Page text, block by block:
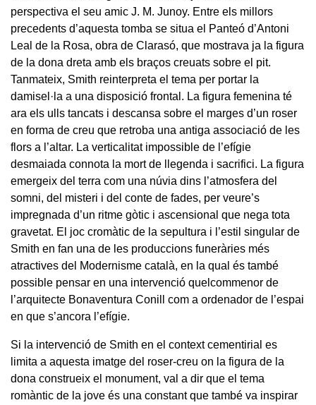
perspectiva el seu amic J. M. Junoy. Entre els millors
precedents d’aquesta tomba se situa el Panteó d’Antoni
Leal de la Rosa, obra de Clarasó, que mostrava ja la figura
de la dona dreta amb els braços creuats sobre el pit.
Tanmateix, Smith reinterpreta el tema per portar la
damisel·la a una disposició frontal. La figura femenina té
ara els ulls tancats i descansa sobre el marges d’un roser
en forma de creu que retroba una antiga associació de les
flors a l’altar. La verticalitat impossible de l’efígie
desmaiada connota la mort de llegenda i sacrifici. La figura
emergeix del terra com una núvia dins l’atmosfera del
somni, del misteri i del conte de fades, per veure’s
impregnada d’un ritme gòtic i ascensional que nega tota
gravetat. El joc cromàtic de la sepultura i l’estil singular de
Smith en fan una de les produccions funeràries més
atractives del Modernisme català, en la qual és també
possible pensar en una intervenció quelcommenor de
l’arquitecte Bonaventura Conill com a ordenador de l’espai
en que s’ancora l’efígie.
Si la intervenció de Smith en el context cementirial es
limita a aquesta imatge del roser-creu on la figura de la
dona construeix el monument, val a dir que el tema
romàntic de la jove és una constant que també va inspirar